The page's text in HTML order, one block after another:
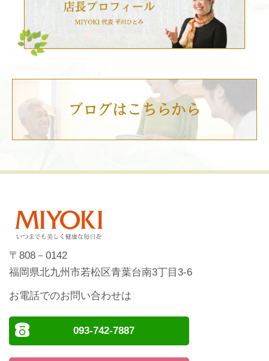
〒808－0142
福岡県北九州市若松区青葉台南3丁目3-6
お電話でのお問い合わせは
093-742-7887